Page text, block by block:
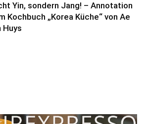
Yin, sondern Jang! – Annotation
Kochbuch „Korea Küche“ von Ae
Huys